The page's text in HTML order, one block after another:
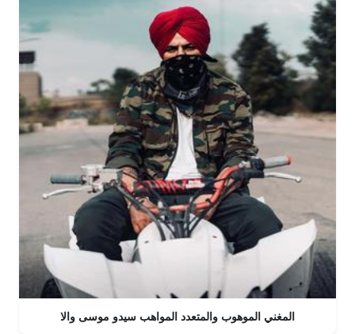
المغني الموهوب والمتعدد المواهب سيدو موسى والا